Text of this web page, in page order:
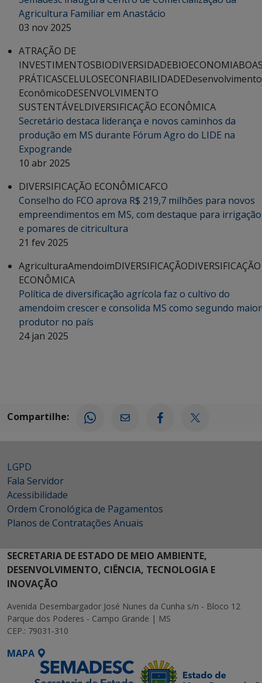
Agricultura Familiar em Anastácio
03 nov 2025
ATRAÇÃO DE
INVESTIMENTOSBIODIVERSIDADEBIOECONOMIA
PRÁTICASCELULOSECONFIABILIDADEDesenvolvimento
EconômicoDESENVOLVIMENTO
SUSTENTÁVELDIVERSIFICAÇÃO ECONÔMICA
Secretário destaca liderança e novos caminhos da
produção em MS durante Fórum Agro do LIDE na
Expogrande
10 abr 2025
DIVERSIFICAÇÃO ECONÔMICAFCO
Conselho do FCO aprova R$ 219,7 milhões para novos
empreendimentos em MS, com destaque para irrigação
e pomares de citricultura
21 fev 2025
AgriculturaAmendoimDIVERSIFICAÇÃODIVERSIFICAÇÃO
ECONÔMICA
Política de diversificação agrícola faz o cultivo do
amendoim crescer e consolida MS como segundo maior
produtor no país
24 jan 2025
Compartilhe:
LGPD
Fala Servidor
Acessibilidade
Ordem Cronológica de Pagamentos
Planos de Contratações Anuais
SECRETARIA DE ESTADO DE MEIO AMBIENTE,
DESENVOLVIMENTO, CIÊNCIA, TECNOLOGIA E
INOVAÇÃO
Avenida Desembargador José Nunes da Cunha s/n - Bloco 12
Parque dos Poderes - Campo Grande | MS
CEP.: 79031-310
MAPA